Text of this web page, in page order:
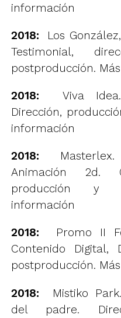
información
2018:
Los
Testimonial,
postproducción.
2018:
Viva
Dirección,
información
2018:
Masterlex.
Animación 2d.
producción y
información
2018:
Promo II
Contenido Digital,
postproducción.
2018:
Mistiko
del padre.